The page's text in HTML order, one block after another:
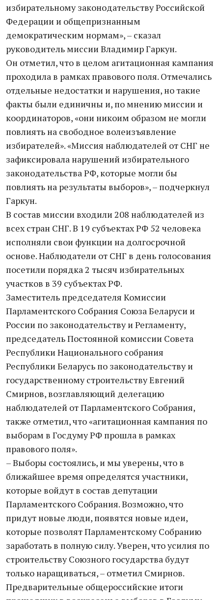
избирательному законодательству Российской
Федерации и общепризнанным
демократическим нормам», – сказал
руководитель миссии Владимир Гаркун.
Он отметил, что в целом агитационная кампания
проходила в рамках правового поля. Отмечались
отдельные недостатки и нарушения, но такие
факты были единичны и, по мнению миссии и
координаторов, «они никоим образом не могли
повлиять на свободное волеизъявление
избирателей». «Миссия наблюдателей от СНГ не
зафиксировала нарушений избирательного
законодательства РФ, которые могли бы
повлиять на результаты выборов», – подчеркнул
Гаркун.
В состав миссии входили 208 наблюдателей из
всех стран СНГ. В 19 субъектах РФ 52 человека
исполняли свои функции на долгосрочной
основе. Наблюдатели от СНГ в день голосования
посетили порядка 2 тысяч избирательных
участков в 39 субъектах РФ.
Заместитель председателя Комиссии
Парламентского Собрания Союза Беларуси и
России по законодательству и Регламенту,
председатель Постоянной комиссии Совета
Республики Национального собрания
Республики Беларусь по законодательству и
государственному строительству Евгений
Смирнов, возглавляющий делегацию
наблюдателей от Парламентского Собрания,
также отметил, что «агитационная кампания по
выборам в Госдуму РФ прошла в рамках
правового поля».
– Выборы состоялись, и мы уверены, что в
ближайшее время определятся участники,
которые войдут в состав депутации
Парламентского Собрания. Возможно, что
придут новые люди, появятся новые идеи,
которые позволят Парламентскому Собранию
заработать в полную силу. Уверен, что усилия по
строительству Союзного государства будут
только наращиваться, – отметил Смирнов.
Предварительные общероссийские итоги